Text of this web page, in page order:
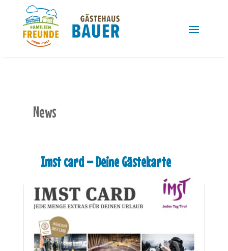
News
Imst card – Deine Gästekarte